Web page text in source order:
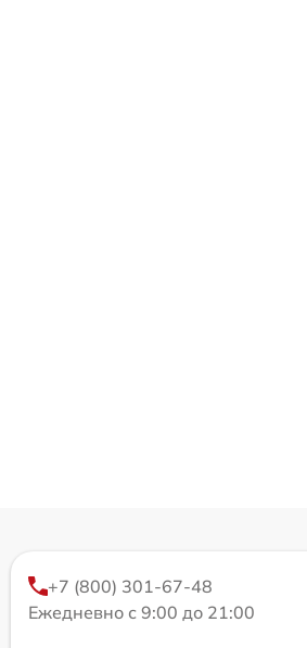
+7 (800) 301-67-48
Ежедневно с 9:00 до 21:00